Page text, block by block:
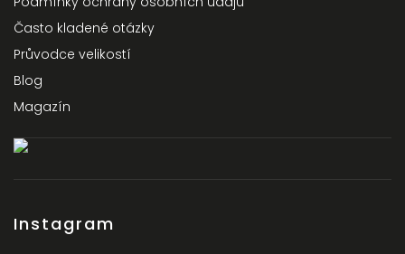
Často kladené otázky
Průvodce velikostí
Blog
Magazín
Instagram